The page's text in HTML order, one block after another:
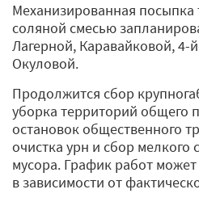
Механизированная посыпка
соляной смесью
Лагерной, Каравайковой,
Окуловой.
Продолжится сбор
уборка территорий общего
остановок общественного
очистка урн и сбор мелкого
мусора. График работ
в зависимости от